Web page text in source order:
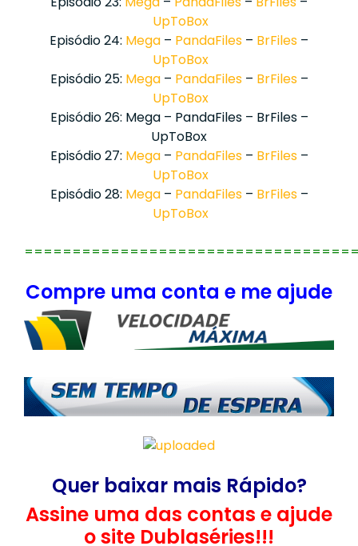
UpToBox
Episódio 24: Mega – PandaFiles – BrFiles –
UpToBox
Episódio 25: Mega– PandaFiles– BrFiles–
UpToBox
Episódio 26: Mega – PandaFiles – BrFiles –
UpToBox
Episódio 27: Mega– PandaFiles– BrFiles–
UpToBox
Episódio 28: Mega– PandaFiles– BrFiles–
UpToBox
Compre uma conta e me ajude
Quer baixar mais Rápido?
Assine uma das contas e ajude
o site Dublaséries!!!